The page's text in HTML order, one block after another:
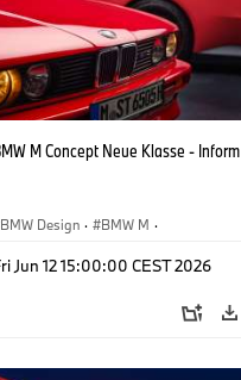
M Concept Neue Klasse - Inform
BMW Design · BMW M ·
Jun 12 15:00:00 CEST 2026